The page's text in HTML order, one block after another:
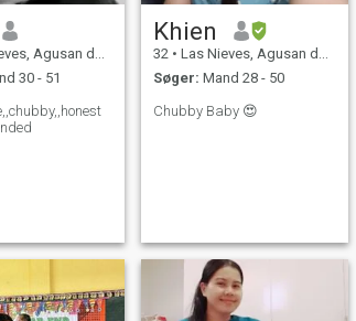
del Norte, Filippinerne
30 - 51
Khien
32 • Las Nieves, Agusan del Norte, Filippinerne
Søger: Mand 28 - 50
Chubby Baby 😍